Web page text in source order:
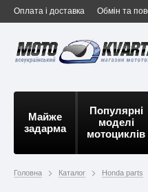
Оплата і доставка Обмін та
Майже
задарма
Популярні
моделі
мотоциклів
Головна Каталог Honda parts